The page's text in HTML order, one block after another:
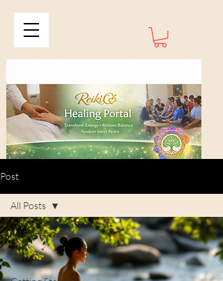
Post
All Posts
Feng Shui
All Posts